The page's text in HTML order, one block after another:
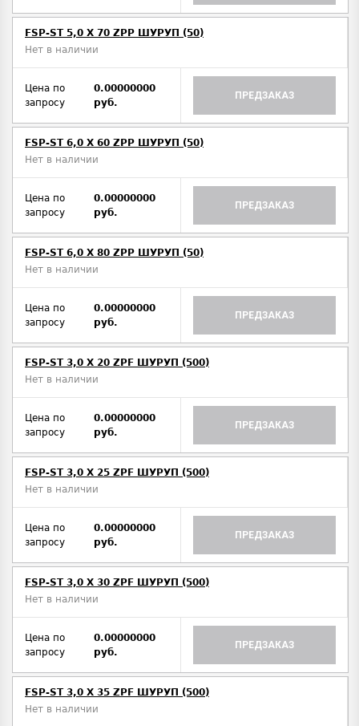
FSP-ST 5,0 X 70 ZPP ШУРУП (50)
Нет в наличии
Цена по
запросу
0.00000000
руб.
ПРЕДЗАКАЗ
FSP-ST 6,0 X 60 ZPP ШУРУП (50)
Нет в наличии
Цена по
запросу
0.00000000
руб.
ПРЕДЗАКАЗ
FSP-ST 6,0 X 80 ZPP ШУРУП (50)
Нет в наличии
Цена по
запросу
0.00000000
руб.
ПРЕДЗАКАЗ
FSP-ST 3,0 X 20 ZPF ШУРУП (500)
Нет в наличии
Цена по
запросу
0.00000000
руб.
ПРЕДЗАКАЗ
FSP-ST 3,0 X 25 ZPF ШУРУП (500)
Нет в наличии
Цена по
запросу
0.00000000
руб.
ПРЕДЗАКАЗ
FSP-ST 3,0 X 30 ZPF ШУРУП (500)
Нет в наличии
Цена по
запросу
0.00000000
руб.
ПРЕДЗАКАЗ
FSP-ST 3,0 X 35 ZPF ШУРУП (500)
Нет в наличии